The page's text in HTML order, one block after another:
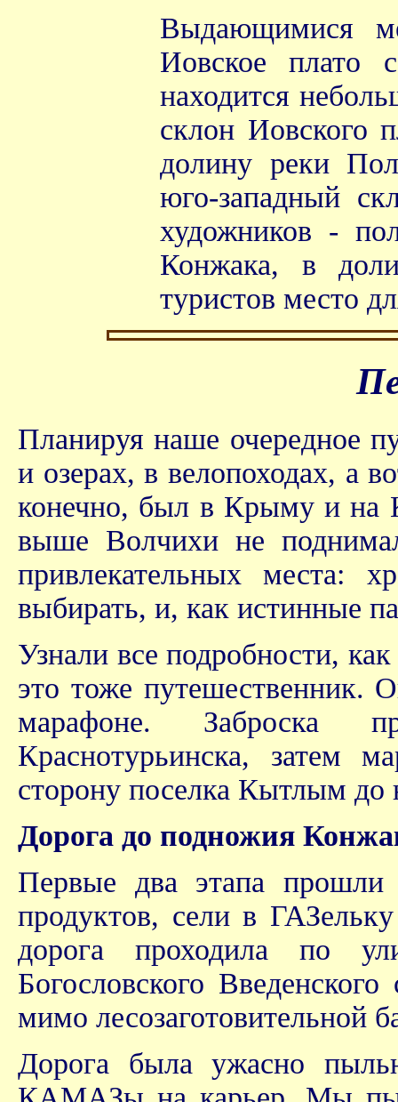
Выдающимися
Иовское плато
находится
склон Иовского
долину реки
юго-западный
художников -
Конжака, в
туристов место
Планируя наше очередное
и озерах, в велопоходах, а
конечно, был в Крыму и на
выше Волчихи не
привлекательных места:
выбирать, и, как истинные
Узнали все подробности,
это тоже путешественник.
марафоне. Заброска
Краснотурьинска, затем
сторону поселка Кытлым
Дорога до подножия
Первые два этапа прошли
продуктов, сели в
дорога проходила по
Богословского
мимо лесозаготовительной
Дорога была ужасно